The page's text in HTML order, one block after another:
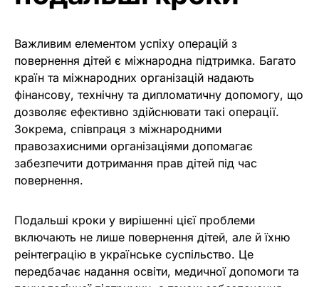
Важливим елементом успіху операцій з
повернення дітей є міжнародна підтримка. Багато
країн та міжнародних організацій надають
фінансову, технічну та дипломатичну допомогу, що
дозволяє ефективно здійснювати такі операції.
Зокрема, співпраця з міжнародними
правозахисними організаціями допомагає
забезпечити дотримання прав дітей під час
повернення.
Подальші кроки у вирішенні цієї проблеми
включають не лише повернення дітей, але й їхню
реінтеграцію в українське суспільство. Це
передбачає надання освіти, медичної допомоги та